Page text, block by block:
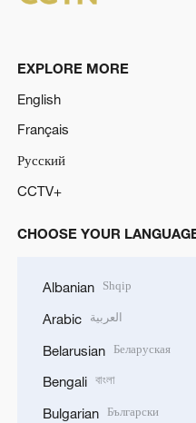
EXPLORE MORE
English
Français
Русский
CCTV+
CHOOSE YOUR
Albanian Shqip
Arabic العربية
Belarusian Беларуская
Bengali বাংলা
Bulgarian Български